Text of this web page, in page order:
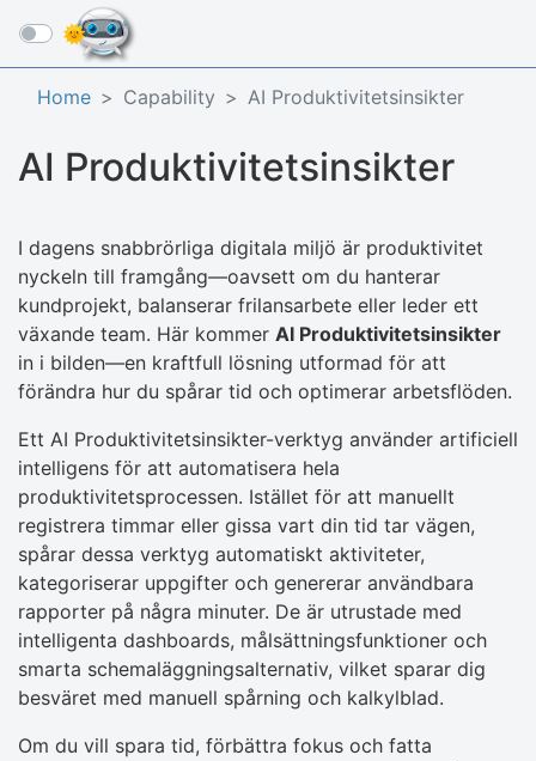
☰
Home Capability AI Produktivitetsinsikter
AI Produktivitetsinsikter
I dagens snabbrörliga digitala miljö är produktivitet
nyckeln till framgång—oavsett om du hanterar
kundprojekt, balanserar frilansarbete eller leder ett
växande team. Här kommer AI Produktivitetsinsikter
in i bilden—en kraftfull lösning utformad för att
förändra hur du spårar tid och optimerar arbetsflöden.
Ett AI Produktivitetsinsikter-verktyg använder artificiell
intelligens för att automatisera hela
produktivitetsprocessen. Istället för att manuellt
registrera timmar eller gissa vart din tid tar vägen,
spårar dessa verktyg automatiskt aktiviteter,
kategoriserar uppgifter och genererar användbara
rapporter på några minuter. De är utrustade med
intelligenta dashboards, målsättningsfunktioner och
smarta schemaläggningsalternativ, vilket sparar dig
besväret med manuell spårning och kalkylblad.
Om du vill spara tid, förbättra fokus och fatta